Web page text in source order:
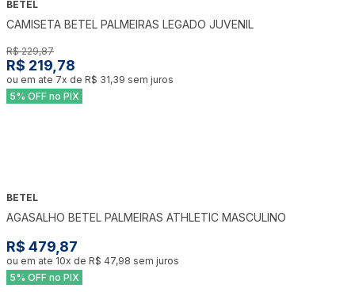
BETEL
CAMISETA BETEL PALMEIRAS LEGADO JUVENIL
R$ 229,87
R$ 219,78
ou em ate 7x de R$ 31,39 sem juros
5% OFF no PIX
BETEL
AGASALHO BETEL PALMEIRAS ATHLETIC MASCULINO
R$ 479,87
ou em ate 10x de R$ 47,98 sem juros
5% OFF no PIX